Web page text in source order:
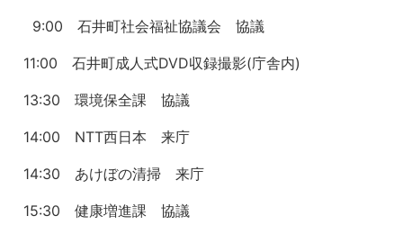
9:00 石井町社会福祉協議会 協議
11:00 石井町成人式DVD収録撮影(庁舎内)
13:30 環境保全課 協議
14:00 NTT西日本 来庁
14:30 あけぼの清掃 来庁
15:30 健康増進課 協議